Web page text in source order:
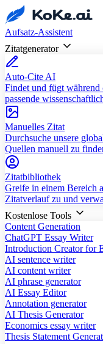
Aufsatz-Assistent
Zitatgenerator
Auto-Cite AI
Findet und fügt während
passende
Manuelles Zitat
Durchsuche unsere
Quellen manuell zu
Zitatbibliothek
Greife in einem Bereich
Zitatverlauf zu und
Kostenlose Tools
Content Generation
ChatGPT Essay Writer
Introduction Creator for
AI sentence writer
AI content writer
AI phrase generator
AI Essay Editor
Annotation generator
AI Thesis Generator
Economics essay writer
Thesis Statement